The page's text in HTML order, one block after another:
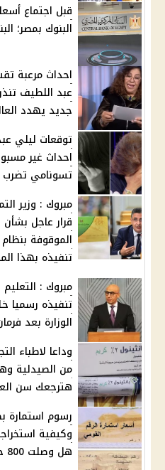
قبل اجتماع
البنوك بمصر؛
احداث مرعبة
عبد اللطيف
جديد يهدد
احداث غير
تسونامي تضرب
مبروك : وزير
قرار عاجل بشأن
الموقوفة
تنفيذه بهذا
مبروك :
تنفيذه رسميا
الوزارة بعد
وداعا لاطباء
من الصيدلية
هترجعك سن
وكيفية
هل وصلت 800 جنيه ؟ الداخلية تجيب